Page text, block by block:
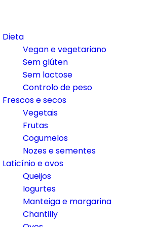
Dieta
Vegan e vegetariano
Sem glúten
Sem lactose
Controlo de peso
Frescos e secos
Vegetais
Frutas
Cogumelos
Nozes e sementes
Laticínio e ovos
Queijos
Iogurtes
Manteiga e margarina
Chantilly